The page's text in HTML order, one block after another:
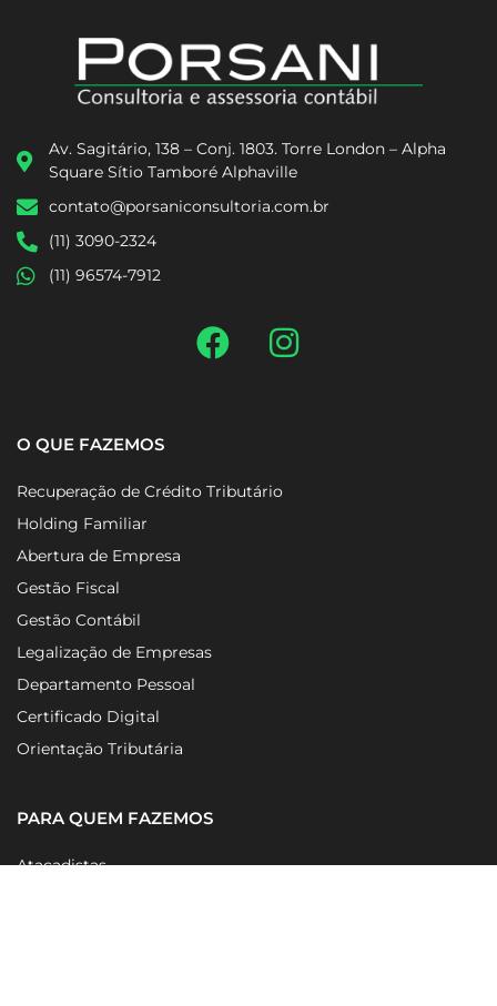
Av. Sagitário, 138 – Conj. 1803. Torre London – Alpha
Square Sítio Tamboré Alphaville
contato@porsaniconsultoria.com.br
(11) 3090-2324
(11) 96574-7912
O QUE FAZEMOS
Recuperação de Crédito Tributário
Holding Familiar
Abertura de Empresa
Gestão Fiscal
Gestão Contábil
Legalização de Empresas
Departamento Pessoal
Certificado Digital
Orientação Tributária
PARA QUEM FAZEMOS
Atacadistas